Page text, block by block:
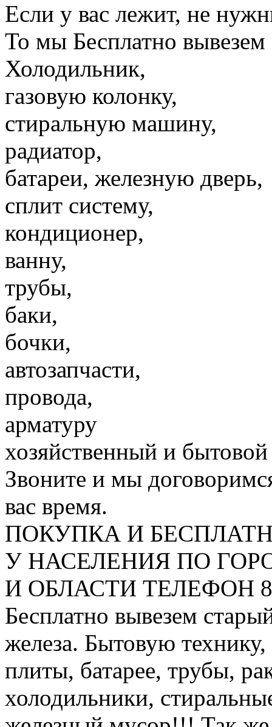
Если у вас лежит, не
То мы Бесплатно
Холодильник,
газовую колонку,
стиральную машину,
радиатор,
батареи, железную дверь,
сплит систему,
кондиционер,
ванну,
трубы,
баки,
бочки,
автозапчасти,
провода,
арматуру
хозяйственный и
Звоните и мы
вас время.
ПОКУПКА И
У НАСЕЛЕНИЯ ПО
И ОБЛАСТИ ТЕЛЕФОН 8
Бесплатно вывезем
железа. Бытовую
плиты, батарее, трубы,
холодильники,